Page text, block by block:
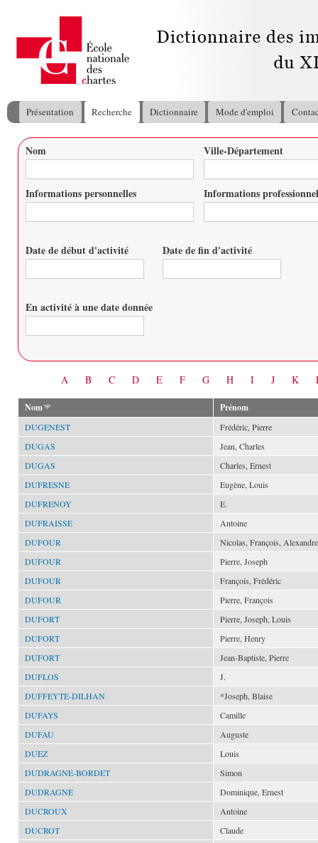
Menu principal
Présentation Recherche Dictionnaire Mode d'emploi
Vous êtes ici
Nom Ville-Département
Informations personnelles Informations
Date de début d'activité Date de fin d'activité
En activité à une date donnée
A B C D E F G H I J K
Nom Prénom
DUGENEST
Frédéric, Pierre
DUGAS
Jean, Charles
DUGAS
Charles, Ernest
DUFRESNE
Eugène, Louis
DUFRENOY
E.
DUFRAISSE
Antoine
DUFOUR
Nicolas, François, Alexandre
DUFOUR
Pierre, Joseph
DUFOUR
François, Frédéric
DUFOUR
Pierre, François
DUFORT
Pierre, Joseph, Louis
DUFORT
Pierre, Henry
DUFORT
Jean-Baptiste, Pierre
DUFLOS
J.
DUFFEYTE-DILHAN
*Joseph, Blaise
DUFAYS
Camille
DUFAU
Auguste
DUEZ
Louis
DUDRAGNE-BORDET
Simon
DUDRAGNE
Dominique, Ernest
DUCROUX
Antoine
DUCROT
Claude